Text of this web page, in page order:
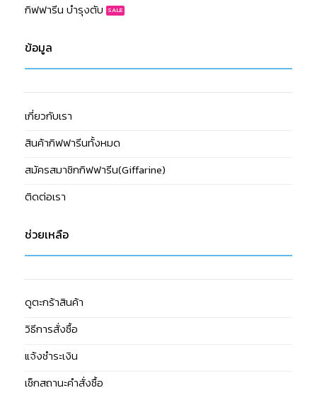
กิฟฟารีน บำรุงตับ
ข้อมูล
เกี่ยวกับเรา
สินค้ากิฟฟารีนทั้งหมด
สมัครสมาชิกกิฟฟารีน(Giffarine)
ติดต่อเรา
ช่วยเหลือ
ดูตะกร้าสินค้า
วิธีการสั่งซื้อ
แจ้งชำระเงิน
เช็กสถานะคำสั่งซื้อ